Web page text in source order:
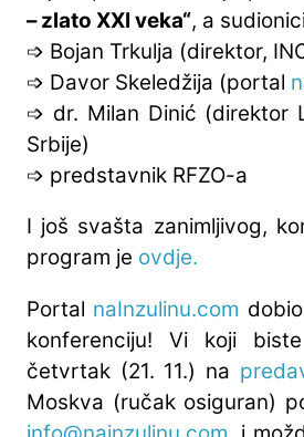
– zlato XXI veka“, a
➩ Bojan Trkulja (direktor,
➩ Davor Skeledžija (portal
➩ dr. Milan Dinić (direktor
Srbije)
➩ predstavnik RFZO-a
I još svašta zanimljivog,
program je ovdje.
Portal naInzulinu.com
konferenciju! Vi koji
četvrtak (21. 11.) na
Moskva (ručak osiguran)